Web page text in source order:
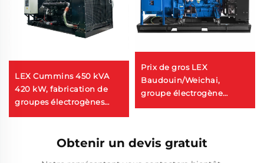
LEX Cummins 450 kVA
420 kW, fabrication de
groupes électrogènes
Prix de gros LEX
Baudouin/Weichai,
groupe électrogène
diesel silencieux haute
diesel Weichai 500
Obtenir un devis gratuit